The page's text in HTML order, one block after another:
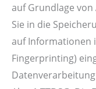
auf Grundlage von
Sie in die
auf Informationen
Fingerprinting)